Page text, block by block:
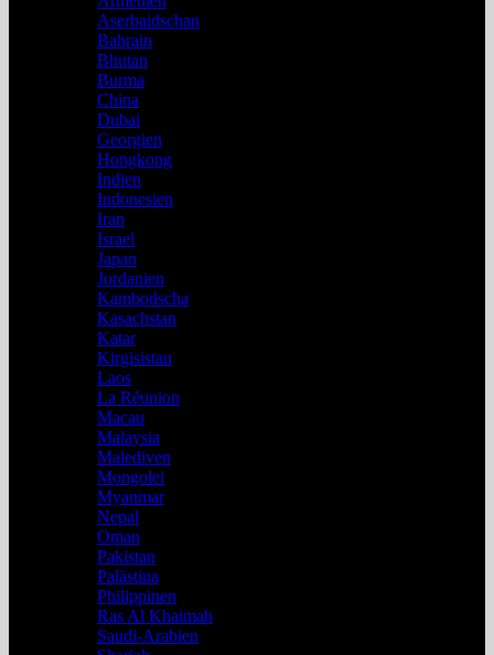
Aserbaidschan
Bahrain
Bhutan
Burma
China
Dubai
Georgien
Hongkong
Indien
Indonesien
Iran
Israel
Japan
Jordanien
Kambodscha
Kasachstan
Katar
Kirgisistan
Laos
La Réunion
Macau
Malaysia
Malediven
Mongolei
Myanmar
Nepal
Oman
Pakistan
Palästina
Philippinen
Ras Al Khaimah
Saudi-Arabien